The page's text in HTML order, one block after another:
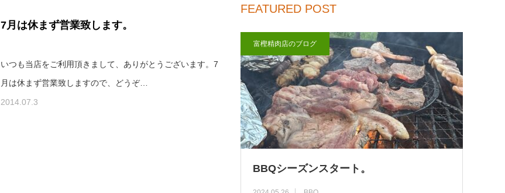
7月は休まず営業致します。
いつも当店をご利用頂きまして、ありがとうございます。7
月は休まず営業致しますので、どうぞ…
2014.07.3
FEATURED POST
富樫精肉店のブログ
BBQシーズンスタート。